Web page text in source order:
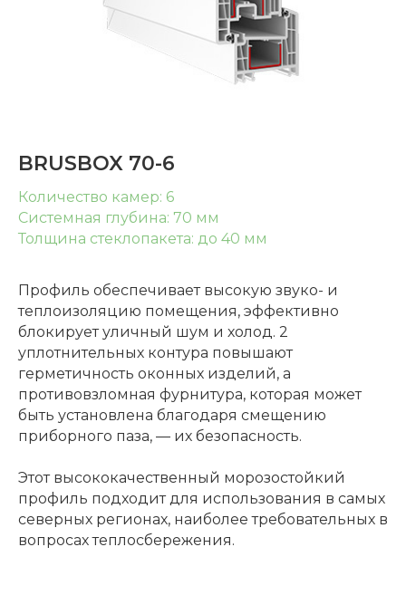
BRUSBOX 70-6
Количество камер: 6
Системная глубина: 70 мм
Толщина стеклопакета: до 40 мм
Профиль обеспечивает высокую звуко- и
теплоизоляцию помещения, эффективно
блокирует уличный шум и холод. 2
уплотнительных контура повышают
герметичность оконных изделий, а
противовзломная фурнитура, которая может
быть установлена благодаря смещению
приборного паза, — их безопасность.
Этот высококачественный морозостойкий
профиль подходит для использования в самых
северных регионах, наиболее требовательных в
вопросах теплосбережения.